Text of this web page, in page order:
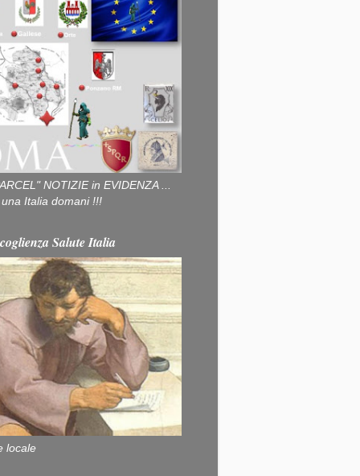
NOTIZIE in EVIDENZA ...
Italia domani !!!
Salute Italia
locale